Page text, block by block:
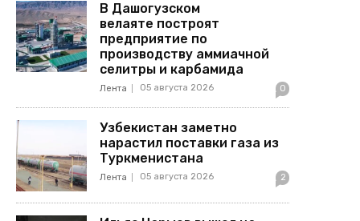
В Дашогузском
велаяте построят
предприятие по
производству аммиачной
селитры и карбамида
Лента 05 августа 2026 0
Узбекистан заметно
нарастил поставки газа из
Туркменистана
Лента 05 августа 2026 2